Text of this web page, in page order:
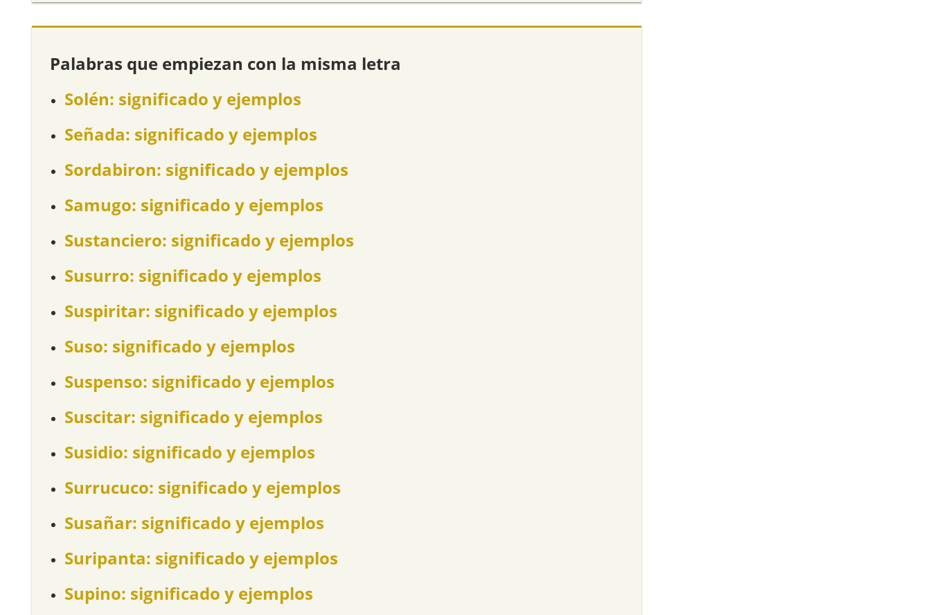
Palabras que empiezan con la misma letra
Solén: significado y ejemplos
Señada: significado y ejemplos
Sordabiron: significado y ejemplos
Samugo: significado y ejemplos
Sustanciero: significado y ejemplos
Susurro: significado y ejemplos
Suspiritar: significado y ejemplos
Suso: significado y ejemplos
Suspenso: significado y ejemplos
Suscitar: significado y ejemplos
Susidio: significado y ejemplos
Surrucuco: significado y ejemplos
Susañar: significado y ejemplos
Suripanta: significado y ejemplos
Supino: significado y ejemplos